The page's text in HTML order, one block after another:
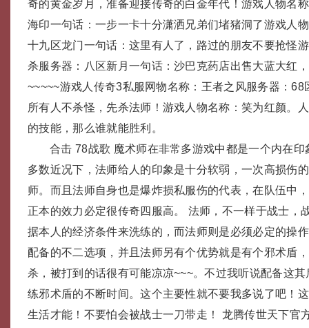
奇的黄金岁月，准备迎接传奇的白金年代！游戏人物名
海印一句话：一步一卡十分潇洒兄弟们堵猪洞了游戏人
十九区龙门一句话：这里有人了，路过的朋友不要抢怪
杀服务器：八区新月一句话：沙巴克药店出售大蓝大红
~~~~~游戏人传奇3私服网物名称：王者之风服务器：68
所有人不杀怪，先杀法师！游戏人物名称：笑为红颜。
的技能，那么谁就能胜利。
合击 78战歌 魔术师在非常多游戏中都是一个内在
多数近况下，法师给人的印象是十分软弱，一次高损伤
师。而且法师自身也是爆炸损私服伤的代表，在队伍中
正本的效力必定很传奇四服高。 法师，不一样于战士，
据本人的经济条件来洗练的，而法师则是必须必定的操
配备的不二选项，并且法师另有个优势就是有个邪术盾
杀，被打到的话很有可能凉凉~~~。 ​不过我听说配备这
练邪术盾的不断时间。这个主要性就不要我多说了吧！
生活才能！不要怕会被战士一刀带走！ 龙腾传世天下官